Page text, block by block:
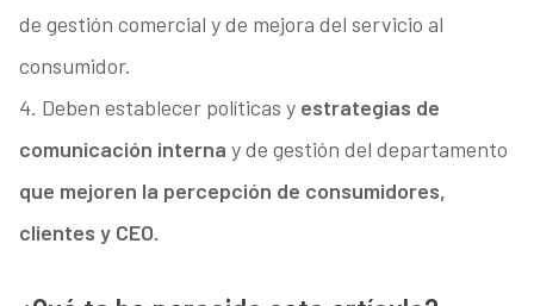
de gestión comercial y de mejora del servicio al
consumidor.
4. Deben establecer políticas y estrategias de
comunicación interna y de gestión del departamento
que mejoren la percepción de consumidores,
clientes y CEO.